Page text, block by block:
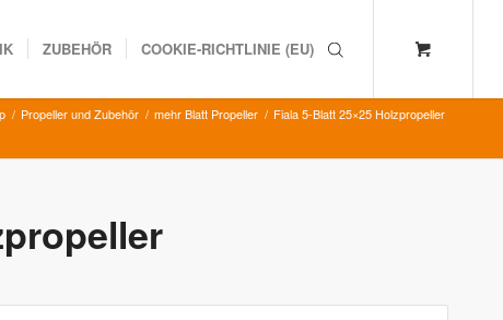
ZUBEHÖR COOKIE-RICHTLINIE (EU)
/ Propeller und Zubehör / mehr Blatt Propeller / Fiala 5-Blatt 25×25 Holzpropeller